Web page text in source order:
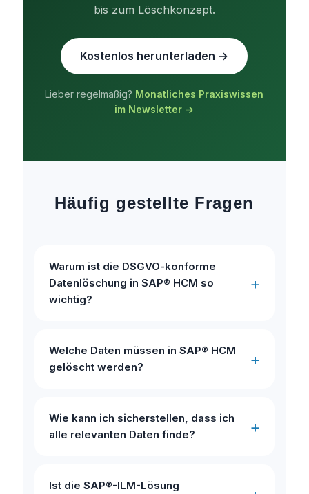
bis zum Löschkonzept.
Kostenlos herunterladen →
Lieber regelmäßig? Monatliches Praxiswissen
im Newsletter →
Häufig gestellte Fragen
Warum ist die DSGVO-konforme
Datenlöschung in SAP® HCM so
wichtig?
Welche Daten müssen in SAP® HCM
gelöscht werden?
Wie kann ich sicherstellen, dass ich
alle relevanten Daten finde?
Ist die SAP®-ILM-Lösung